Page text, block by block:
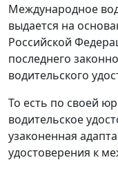
Международное
выдается на
Российской
последнего
водительского
То есть по своей
водительское
узаконенная
удостоверения к